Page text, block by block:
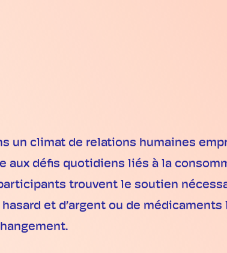
un climat de relations humaines
aux défis quotidiens liés à la
trouvent le soutien
et d’argent ou de